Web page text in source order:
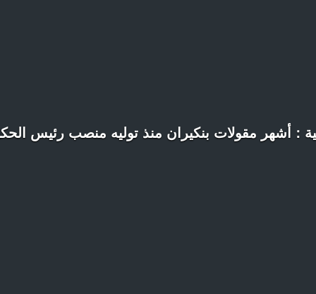
: أشهر مقولات بنكيران منذ توليه منصب رئيس